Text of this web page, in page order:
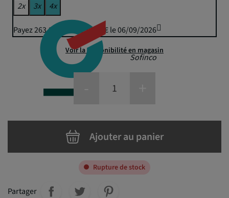
Sofinco
2x 3x 4x
Payez 263,20 € puis 258,75 € le 06/09/2026
Voir la disponibilité en magasin
Ajouter au panier
Rupture de stock
Partager